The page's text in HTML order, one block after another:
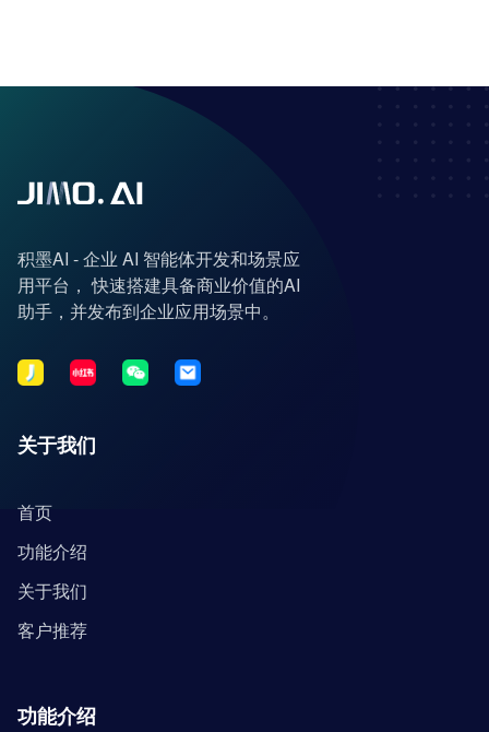
积墨AI - 企业 AI 智能体开发和场景应
用平台， 快速搭建具备商业价值的AI
助手，并发布到企业应用场景中。
关于我们
首页
功能介绍
关于我们
客户推荐
功能介绍